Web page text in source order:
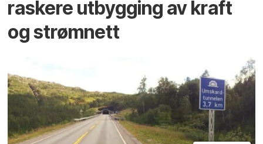
raskere utbygging av kraft
og strømnett